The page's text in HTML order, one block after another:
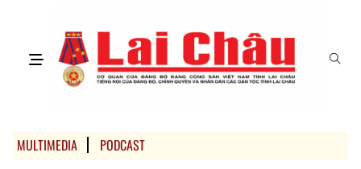
MULTIMEDIA PODCAST